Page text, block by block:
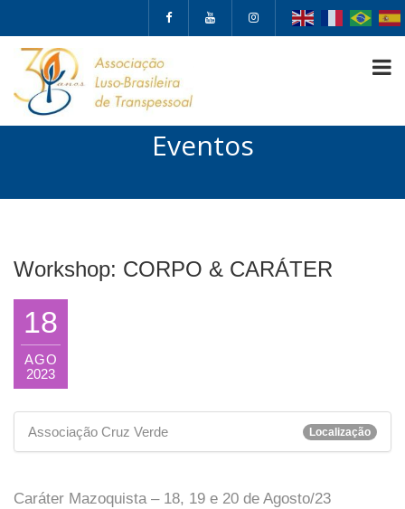
Eventos
Workshop: CORPO & CARÁTER
18
AGO
2023
Associação Cruz Verde Localização
Caráter Mazoquista – 18, 19 e 20 de Agosto/23